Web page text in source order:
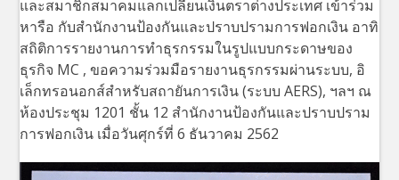
และสมาชิกสมาคมแลกเปลี่ยนเงินตราต่างประเทศ เข้าร่วม
หารือ กับสำนักงานป้องกันและปราบปรามการฟอกเงิน อาทิ
สถิติการรายงานการทำธุรกรรมในรูปแบบกระดาษของ
ธุรกิจ MC , ขอความร่วมมือรายงานธุรกรรมผ่านระบบ, อิ
เล็กทรอนอกส์สำหรับสถายันการเงิน (ระบบ AERS), ฯลฯ ณ
ห้องประชุม 1201 ชั้น 12 สำนักงานป้องกันและปราบปราม
การฟอกเงิน เมื่อวันศุกร์ที่ 6 ธันวาคม 2562